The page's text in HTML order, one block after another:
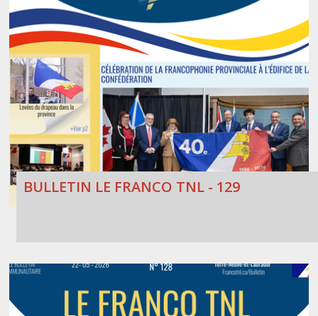
BULLETIN LE FRANCO TNL - 129